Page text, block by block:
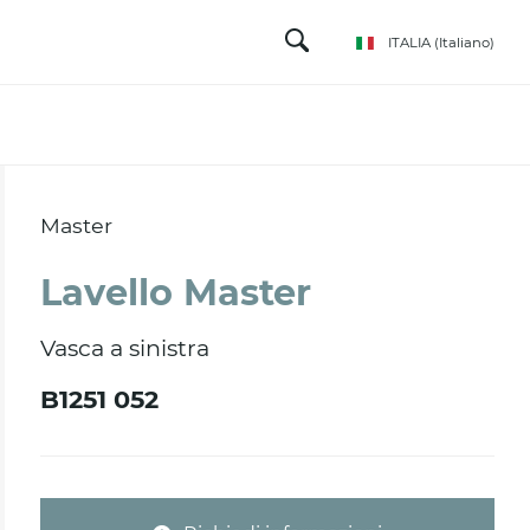
ITALIA (Italiano)
Master
Lavello Master
Vasca a sinistra
B1251 052